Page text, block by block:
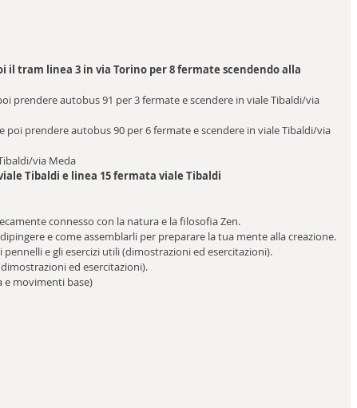
il tram linea 3 in via Torino per 8 fermate scendendo alla
prendere autobus 91 per 3 fermate e scendere in viale Tibaldi/via
poi prendere autobus 90 per 6 fermate e scendere in viale Tibaldi/via
via Meda
Tibaldi e linea 15 fermata viale Tibaldi
connesso con la natura e la filosofia Zen.
e come assemblarli per preparare la tua mente alla creazione.
e gli esercizi utili (dimostrazioni ed esercitazioni).
ed esercitazioni).
e movimenti base)